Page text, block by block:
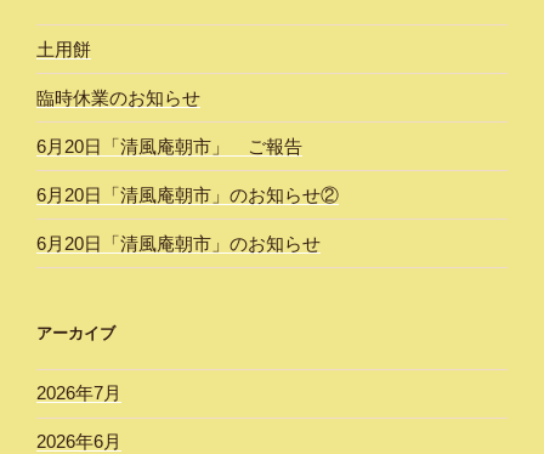
土用餅
臨時休業のお知らせ
6月20日「清風庵朝市」 ご報告
6月20日「清風庵朝市」のお知らせ②
6月20日「清風庵朝市」のお知らせ
アーカイブ
2026年7月
2026年6月